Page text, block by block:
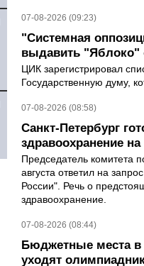
07-08-2026 (09:23)
"Системная
выдавить "Яблоко"
ЦИК зарегистрировал
Государственную думу,
07-08-2026 (08:58)
Санкт-Петербург
здравоохранение на
Председатель комитета
августа ответил на
России". Речь о
здравоохранение.
07-08-2026 (08:44)
Бюджетные места в
уходят